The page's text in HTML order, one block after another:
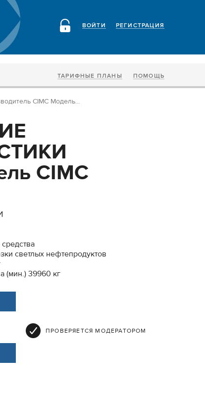
РЕГИСТРАЦИЯ
ВОЙТИ
ТАРИФНЫЕ ПЛАНЫ ПОМОЩЬ
СIMC Модель...
СIMC
светлых нефтепродуктов
(мин.) 39960 кг
ПРОВЕРЯЕТСЯ МОДЕРАТОРОМ